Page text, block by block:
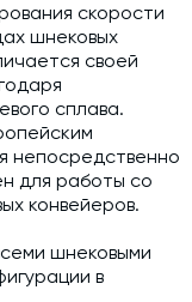
скорости
шнековых
своей
сплава.
непосредственно
для работы со
конвейеров.
шнековыми
в